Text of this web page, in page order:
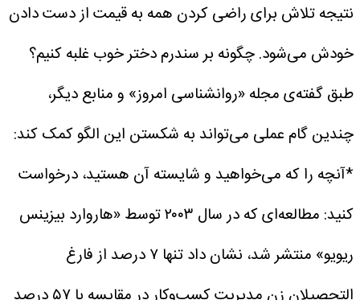
نتیجه تلاش برای راضی کردن همه به قیمت از دست دادن
خودش می‌شود.چگونه بر سندرم دختر خوب غلبه کنیم؟
طبق گفته‌ی مجله «روانشناسی امروز» و منابع دیگر،
چندین گام عملی می‌تواند به شکستن این الگو کمک کند:
*آنچه را که می‌خواهید و شایسته آن هستید، درخواست
کنید: مطالعه‌ای که در سال ۲۰۰۳ توسط «هاروارد بیزینس
ریویو» منتشر شد، نشان داد تنها ۷ درصد از فارغ